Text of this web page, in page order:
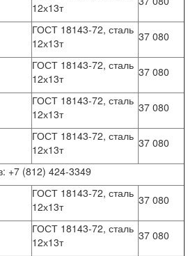
12х13т
ГОСТ 18143-72, сталь
12х13т
37 080
ГОСТ 18143-72, сталь
12х13т
37 080
ГОСТ 18143-72, сталь
12х13т
37 080
ГОСТ 18143-72, сталь
12х13т
37 080
+7 (812) 424-3349
ГОСТ 18143-72, сталь
12х13т
37 080
ГОСТ 18143-72, сталь
12х13т
37 080